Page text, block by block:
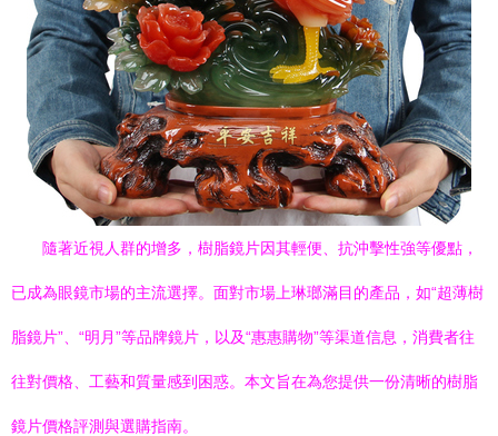
隨著近視人群的增多，樹脂鏡片因其輕便、抗沖擊性強等優點，
已成為眼鏡市場的主流選擇。面對市場上琳瑯滿目的產品，如“超薄樹
脂鏡片”、“明月”等品牌鏡片，以及“惠惠購物”等渠道信息，消費者往
往對價格、工藝和質量感到困惑。本文旨在為您提供一份清晰的樹脂
鏡片價格評測與選購指南。